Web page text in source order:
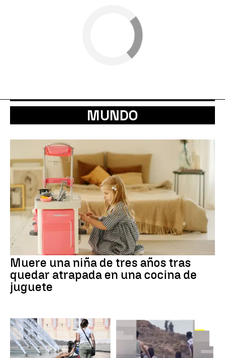
MUNDO
Muere una niña de tres años tras
quedar atrapada en una cocina de
juguete